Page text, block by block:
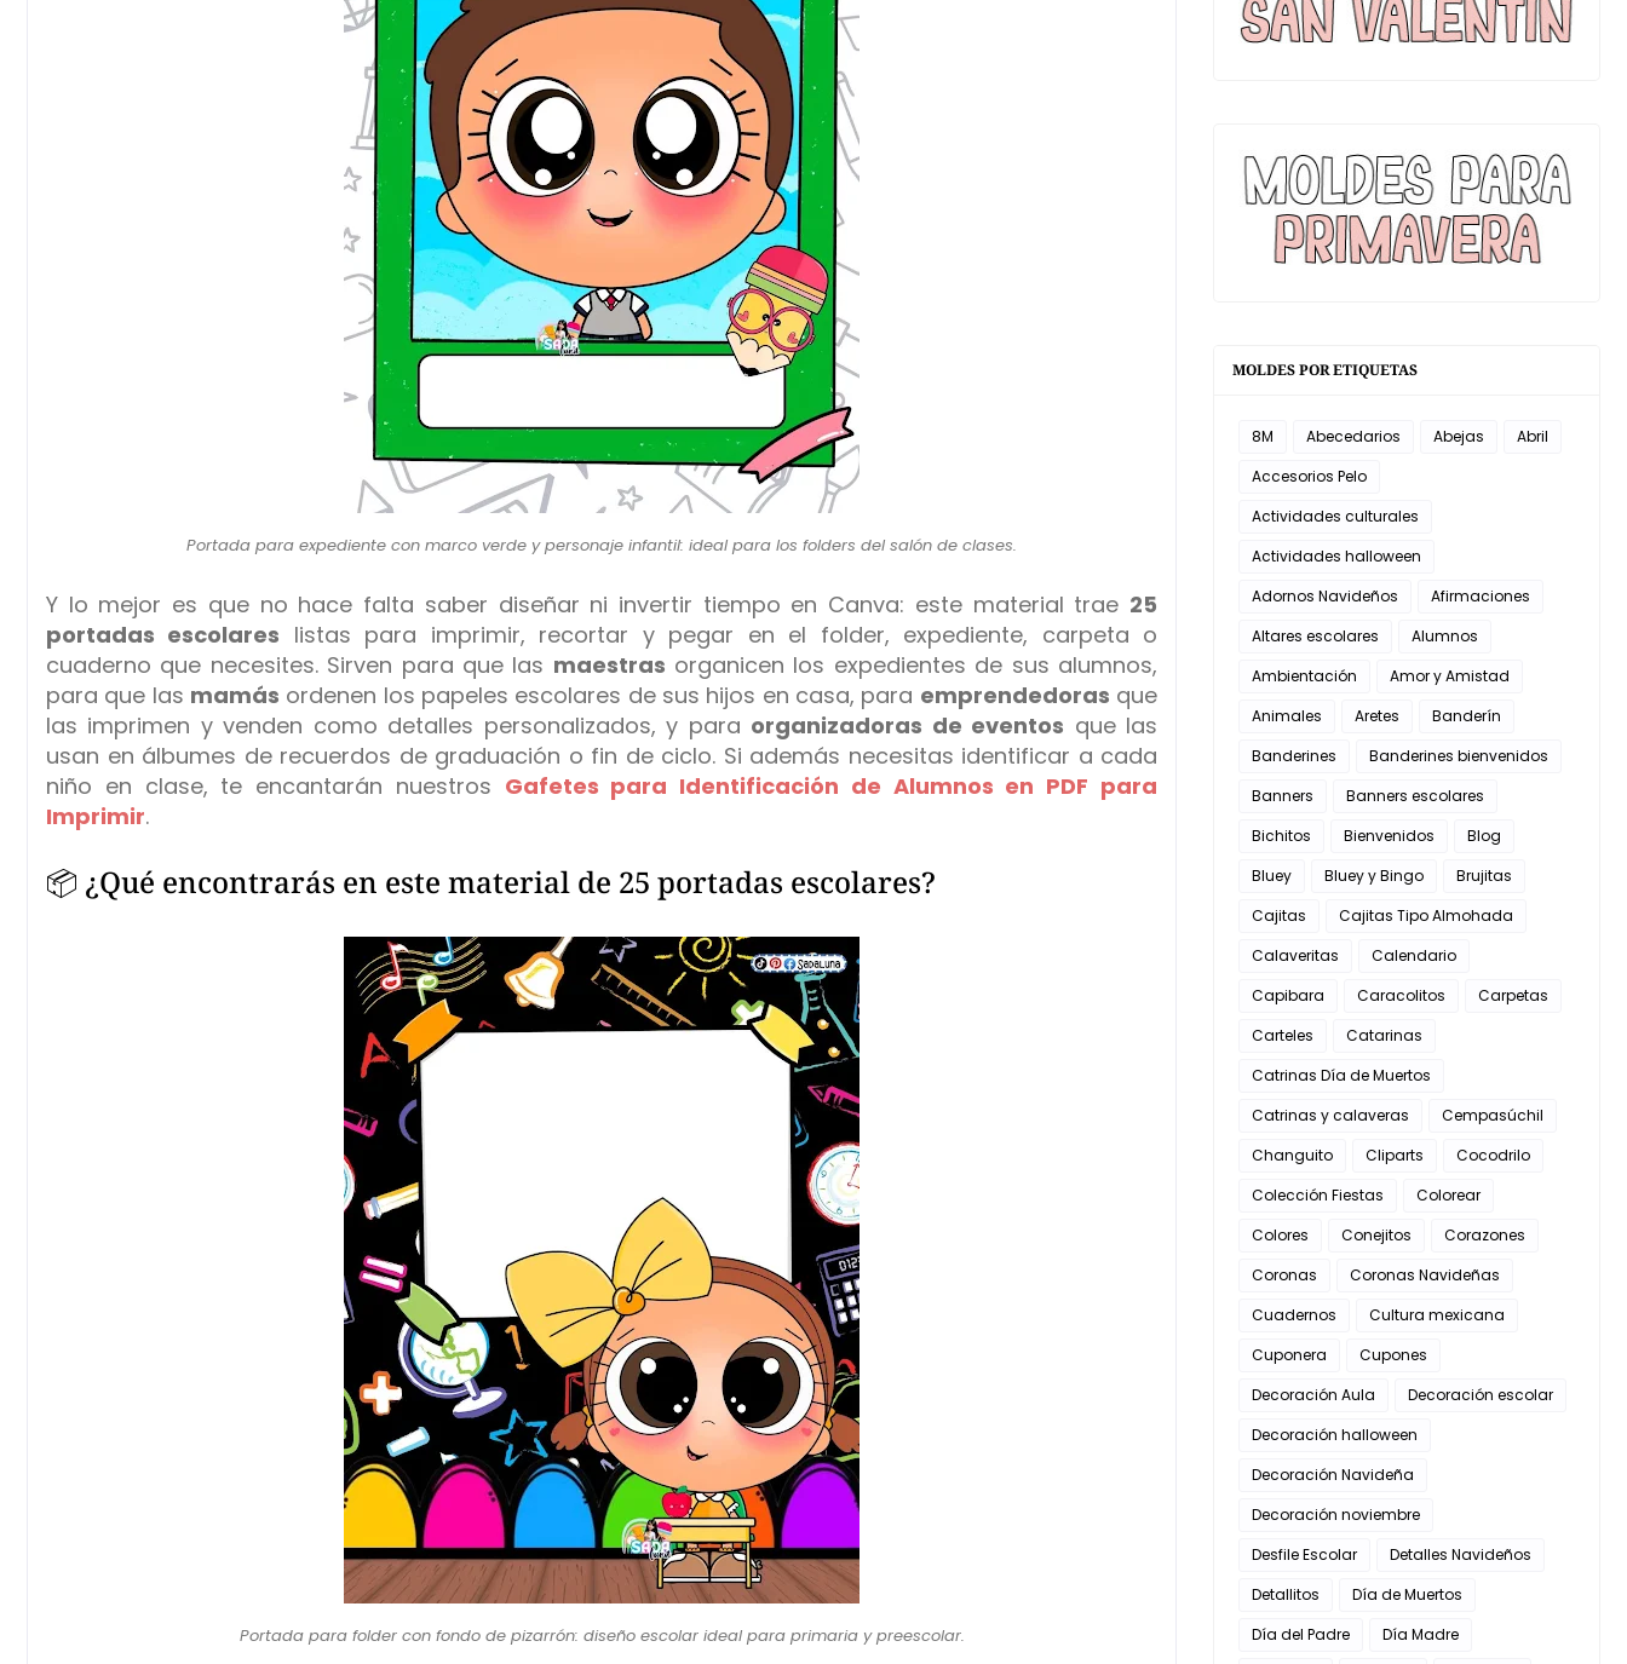
Portada para expediente con marco verde y personaje infantil: ideal para los folders del salón de clases.
Y lo mejor es que no hace falta saber diseñar ni invertir tiempo en Canva: este material trae 25
portadas escolares listas para imprimir, recortar y pegar en el folder, expediente, carpeta o
cuaderno que necesites. Sirven para que las maestras organicen los expedientes de sus alumnos,
para que las mamás ordenen los papeles escolares de sus hijos en casa, para emprendedoras que
las imprimen y venden como detalles personalizados, y para organizadoras de eventos que las
usan en álbumes de recuerdos de graduación o fin de ciclo. Si además necesitas identificar a cada
niño en clase, te encantarán nuestros Gafetes para Identificación de Alumnos en PDF para
Imprimir.
📦 ¿Qué encontrarás en este material de 25 portadas escolares?
Portada para folder con fondo de pizarrón: diseño escolar ideal para primaria y preescolar.
MOLDES POR ETIQUETAS
8M Abecedarios Abejas
Abril
Accesorios Pelo
Actividades culturales
Actividades halloween
Adornos Navideños
Afirmaciones
Altares escolares
Alumnos
Ambientación
Amor y Amistad
Animales
Aretes
Banderín
Banderines
Banderines bienvenidos
Banners
Banners escolares
Bichitos
Bienvenidos
Blog
Bluey
Bluey y Bingo
Brujitas
Cajitas
Cajitas Tipo Almohada
Calaveritas
Calendario
Capibara
Caracolitos
Carpetas
Carteles
Catarinas
Catrinas Día de Muertos
Catrinas y calaveras
Cempasúchil
Changuito
Cliparts
Cocodrilo
Colección Fiestas
Colorear
Colores
Conejitos
Corazones
Coronas
Coronas Navideñas
Cuadernos
Cultura mexicana
Cuponera
Cupones
Decoración Aula
Decoración escolar
Decoración halloween
Decoración Navideña
Decoración noviembre
Desfile Escolar
Detalles Navideños
Detallitos
Día de Muertos
Día del Padre
Día Madre